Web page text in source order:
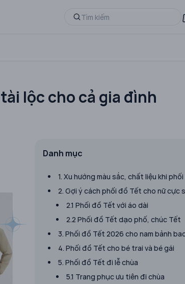
lộc cho cả gia đình
Danh mục
1. Xu hướng màu sắc, chất liệu khi
2. Gợi ý cách phối đồ Tết cho nữ cực
2.1 Phối đồ Tết với áo dài
2.2 Phối đồ Tết dạo phố, chúc Tết
3. Phối đồ Tết 2026 cho nam bảnh
4. Phối đồ Tết cho bé trai và bé gái
​5. Phối đồ Tết đi lễ chùa
5.1 Trang phục ưu tiên đi chùa